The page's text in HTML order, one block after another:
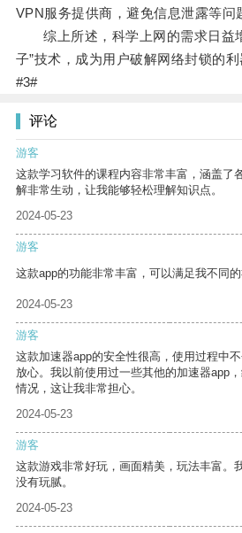
VPN服务提供商，避免信息泄露等问
综上所述，科学上网的需求日益
子”技术，成为用户破解网络封锁的利
#3#
评论
游客
这款学习软件的课程内容非常丰富，涵盖了
解非常生动，让我能够轻松理解知识点。
2024-05-23
游客
这款app的功能非常丰富，可以满足我不同的
2024-05-23
游客
这款加速器app的安全性很高，使用过程中
放心。我以前使用过一些其他的加速器app
情况，这让我非常担心。
2024-05-23
游客
这款游戏非常好玩，画面精美，玩法丰富。
没有玩腻。
2024-05-23